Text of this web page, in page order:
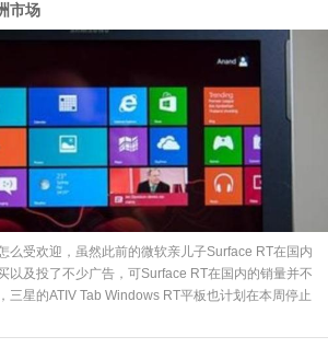
市场
么受欢迎，虽然此前的微软亲儿子Surface RT在国内
以及投了不少广告，可Surface RT在国内的销量并不
三星的ATIV Tab Windows RT平板也计划在本周停止